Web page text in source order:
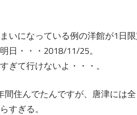
いになっている例の洋館が1日
日・・・2018/11/25。
ぎて行けないよ・・・。
間住んでたんですが、唐津には
すぎる。